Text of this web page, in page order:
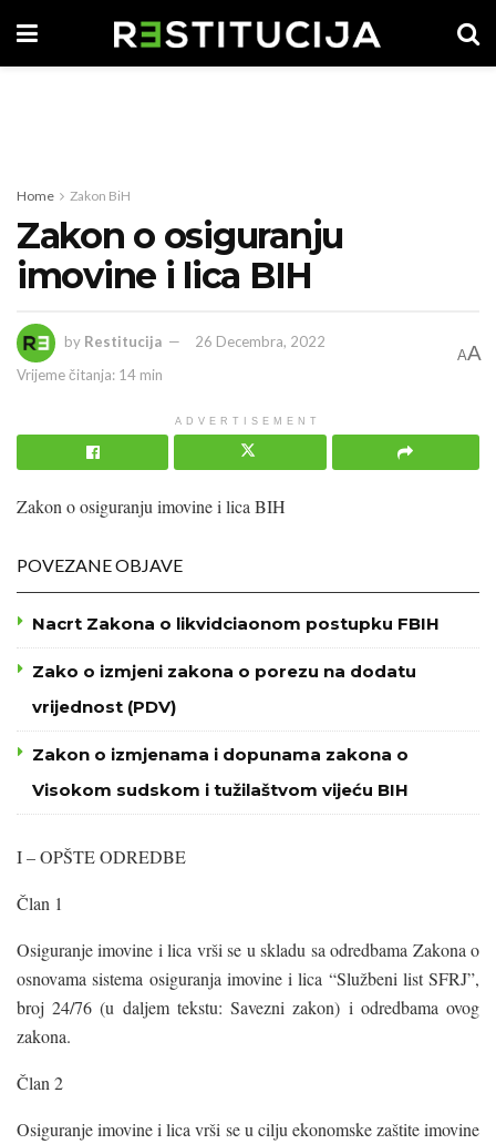
Home Zakon BiH
Zakon o osiguranju
imovine i lica BIH
by Restitucija
26 Decembra, 2022
Vrijeme čitanja: 14 min
AA
ADVERTISEMENT
Zakon o osiguranju imovine i lica BIH
POVEZANE OBJAVE
Nacrt Zakona o likvidciaonom postupku FBIH
Zako o izmjeni zakona o porezu na dodatu
vrijednost (PDV)
Zakon o izmjenama i dopunama zakona o
Visokom sudskom i tužilaštvom vijeću BIH
I – OPŠTE ODREDBE
Član 1
Osiguranje imovine i lica vrši se u skladu sa odredbama Zakona o
osnovama sistema osiguranja imovine i lica “Službeni list SFRJ”,
broj 24/76 (u daljem tekstu: Savezni zakon) i odredbama ovog
zakona.
Član 2
Osiguranje imovine i lica vrši se u cilju ekonomske zaštite imovine